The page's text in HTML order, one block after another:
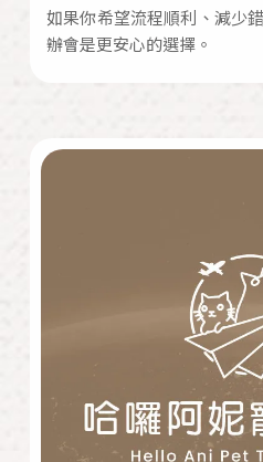
如果你希望流程順利、減少
辦會是更安心的選擇。